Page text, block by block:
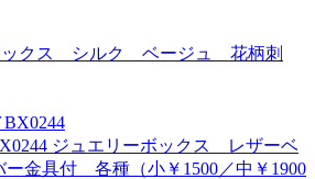
ックス シルク ベージュ 花柄刺
ジュエリーボックス レザーベ
金具付 各種（小￥1500／中￥1900